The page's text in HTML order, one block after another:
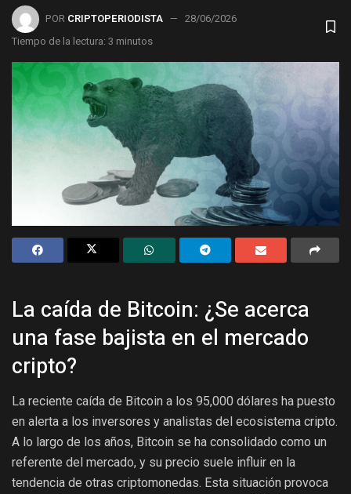
POR CRIPTOPERIODISTA
28/06/2026
Tiempo de la lectura: 3 minutos
La caída de Bitcoin: ¿Se acerca
una fase bajista en el mercado
cripto?
La reciente caída de Bitcoin a los 95,000 dólares ha puesto
en alerta a los inversores y analistas del ecosistema cripto.
A lo largo de los años, Bitcoin se ha consolidado como un
referente del mercado, y su precio suele influir en la
tendencia de otras criptomonedas. Esta situación provoca